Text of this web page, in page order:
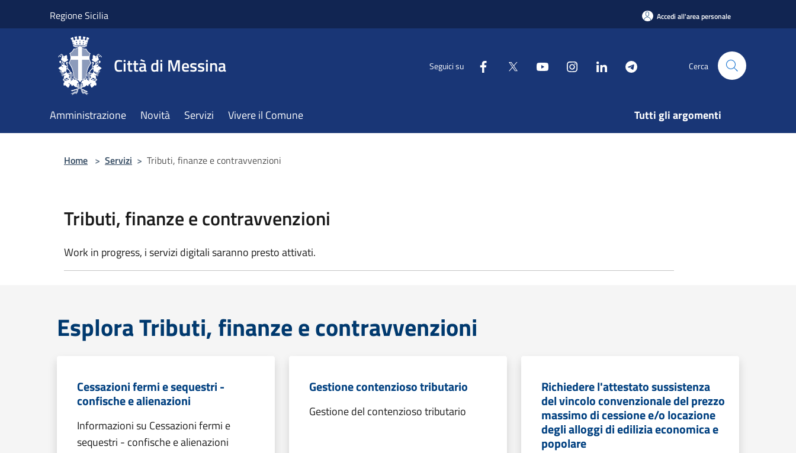
Regione Sicilia Accedi all'area personale
Città di Messina Seguici su Cerca
Amministrazione Novità Servizi Vivere il Comune Tutti gli argomenti
Home > Servizi > Tributi, finanze e contravvenzioni
Tributi, finanze e contravvenzioni
Work in progress, i servizi digitali saranno presto attivati.
Esplora Tributi, finanze e contravvenzioni
Cessazioni fermi e sequestri -
confische e alienazioni
Informazioni su Cessazioni fermi e
sequestri - confische e alienazioni
Gestione contenzioso tributario
Gestione del contenzioso tributario
Richiedere l'attestato sussistenza
del vincolo convenzionale del prezzo
massimo di cessione e/o locazione
degli alloggi di edilizia economica e
popolare